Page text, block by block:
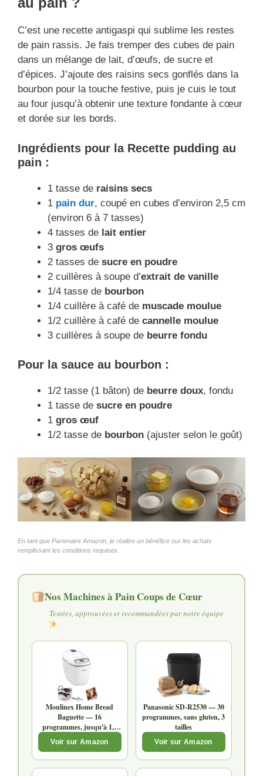
C’est une recette antigaspi qui sublime les restes
de pain rassis. Je fais tremper des cubes de pain
dans un mélange de lait, d’œufs, de sucre et
d’épices. J’ajoute des raisins secs gonflés dans la
bourbon pour la touche festive, puis je cuis le tout
au four jusqu’à obtenir une texture fondante à cœur
et dorée sur les bords.
Ingrédients pour la Recette pudding au
pain :
1 tasse de raisins secs
1 pain dur, coupé en cubes d’environ 2,5 cm
(environ 6 à 7 tasses)
4 tasses de lait entier
3 gros œufs
2 tasses de sucre en poudre
2 cuillères à soupe d’extrait de vanille
1/4 tasse de bourbon
1/4 cuillère à café de muscade moulue
1/2 cuillère à café de cannelle moulue
3 cuillères à soupe de beurre fondu
Pour la sauce au bourbon :
1/2 tasse (1 bâton) de beurre doux, fondu
1 tasse de sucre en poudre
1 gros œuf
1/2 tasse de bourbon (ajuster selon le goût)
En tant que Partenaire Amazon, je réalise un bénéfice sur les achats
remplissant les conditions requises.
Nos Machines à Pain Coups de Cœur
Testées, approuvées et recommandées par notre équipe
Moulinex Home Bread
Baguette — 16
programmes, jusqu'à 1,5
kg
Voir sur Amazon
Panasonic SD-R2530 — 30
programmes, sans gluten, 3
tailles
Voir sur Amazon